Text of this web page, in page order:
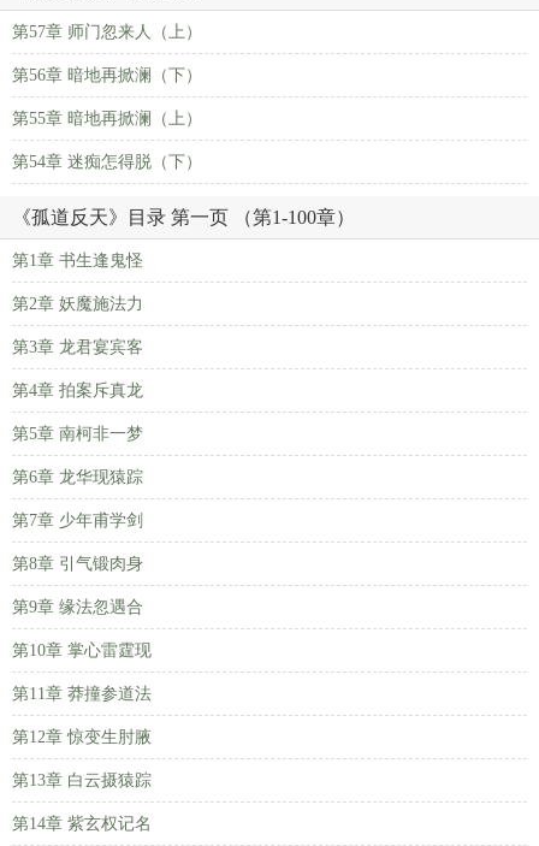
第57章 师门忽来人（上）
第56章 暗地再掀澜（下）
第55章 暗地再掀澜（上）
第54章 迷痴怎得脱（下）
《孤道反天》目录 第一页 （第1-100章）
第1章 书生逢鬼怪
第2章 妖魔施法力
第3章 龙君宴宾客
第4章 拍案斥真龙
第5章 南柯非一梦
第6章 龙华现猿踪
第7章 少年甫学剑
第8章 引气锻肉身
第9章 缘法忽遇合
第10章 掌心雷霆现
第11章 莽撞参道法
第12章 惊变生肘腋
第13章 白云摄猿踪
第14章 紫玄权记名